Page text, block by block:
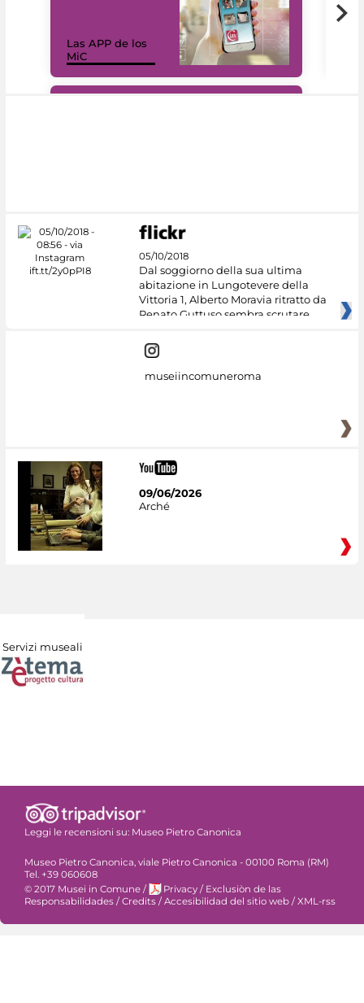
Las APP de los
MiC
05/10/2018
Dal soggiorno della sua ultima
abitazione in Lungotevere della
Vittoria 1, Alberto Moravia ritratto da
Renato Guttuso sembra scrutare
museiincomuneroma
09/06/2026
Arché
Servizi museali
Leggi le recensioni su: Museo Pietro Canonica
Museo Pietro Canonica, viale Pietro Canonica - 00100 Roma (RM)
Tel. +39 060608
© 2017 Musei in Comune / Privacy / Exclusiòn de las
Responsabilidades /Credits /Accesibilidad del sitio web /XML-rss